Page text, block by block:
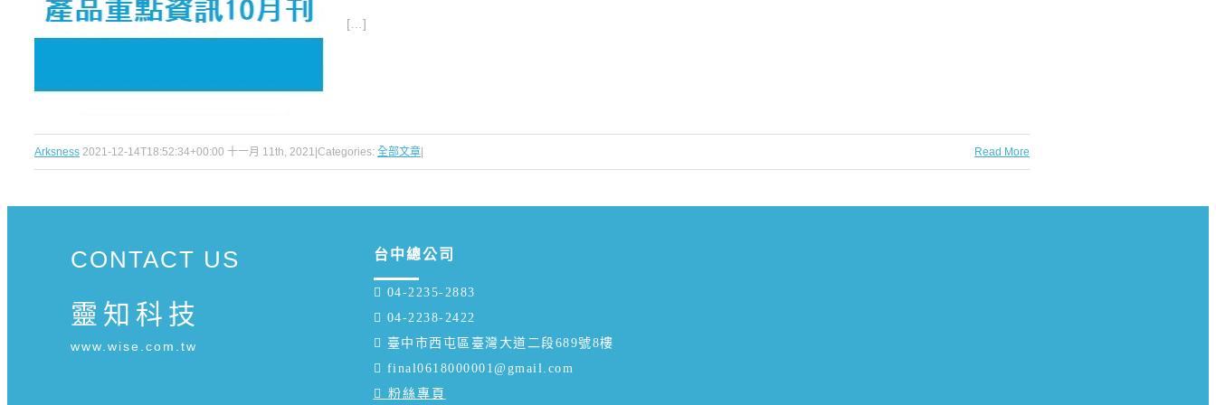
[…]
Arksness 2021-12-14T18:52:34+00:00 十一月 11th, 2021 Categories: 全部文章 Read More
CONTACT US
靈知科技
www.wise.com.tw
台中總公司
 04-2235-2883
 04-2238-2422
 臺中市西屯區臺灣大道二段689號8樓
 final0618000001@gmail.com
 粉絲專頁